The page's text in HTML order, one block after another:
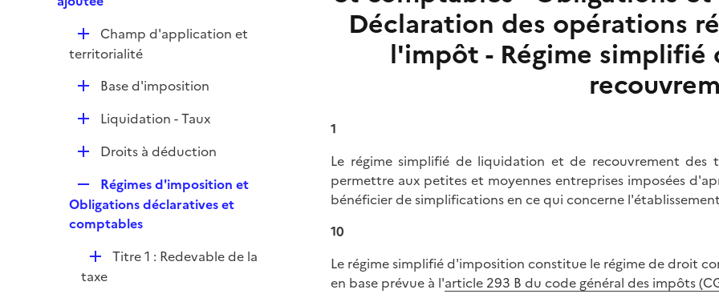
l
i
e
r
D
é
Champ d'application et
territorialité
D
r
Base d'imposition
D
i
e
r
Liquidation - Taux
D
l
i
e
r
Droits à déduction
e
p
i
e
Régimes d'imposition et
Obligations déclaratives et
comptables
D
é
Titre 1 : Redevable de la
taxe
Déclaration des opérations
l'impôt - Régime
1
Le régime simplifié de liquidation et de recouvrement
permettre aux petites et moyennes entreprises imposées
bénéficier de simplifications en ce qui concerne
10
Le régime simplifié d'imposition constitue le régime de droit
en base prévue à l'article 293 B du code général des impôts